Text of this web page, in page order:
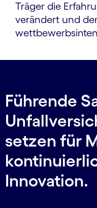
Träger die
verändert und
Führende
setzen für
Innovation.